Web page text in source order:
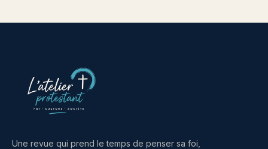
Une revue qui prend le temps de penser sa foi,